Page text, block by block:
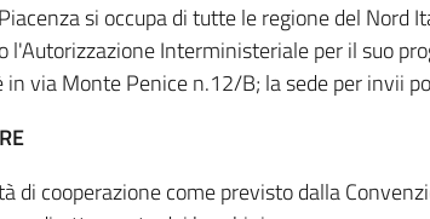
si occupa di tutte le regione del Nord
l'Autorizzazione Interministeriale per il suo
in via Monte Penice n.12/B; la sede per invii
di cooperazione come previsto dalla